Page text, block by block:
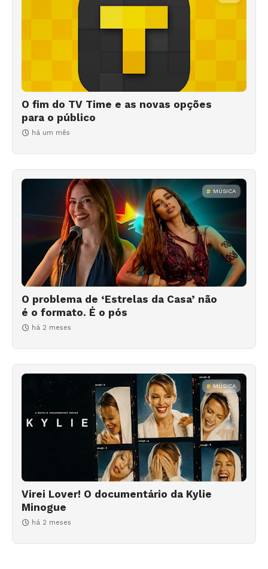
O fim do TV Time e as novas opções
para o público
há um mês
MÚSICA
O problema de ‘Estrelas da Casa’ não
é o formato. É o pós
há 2 meses
MÚSICA
Virei Lover! O documentário da Kylie
Minogue
há 2 meses